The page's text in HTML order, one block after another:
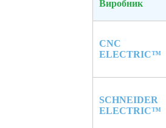
Виробник
CNC
ELECTRIC™
SCHNEIDER
ELECTRIC™